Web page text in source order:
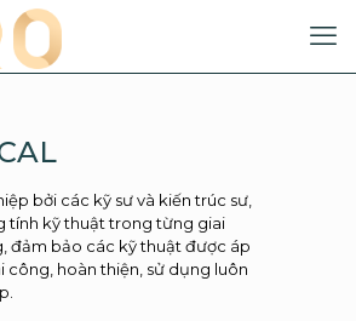
bởi các kỹ sư và kiến trúc sư,
tính kỹ thuật trong từng giai
đảm bảo các kỹ thuật được áp
công, hoàn thiện, sử dụng luôn